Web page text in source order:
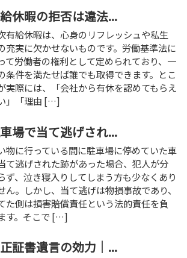
休暇の拒否は違法...
有給休暇は、心身のリフレッシュや私生
充実に欠かせないものです。労働基準法に
て労働者の権利として定められており、一
条件を満たせば誰でも取得できます。とこ
実際には、「会社から有休を認めてもらえ
」「理由 […]
場で当て逃げされ...
物に行っている間に駐車場に停めていた車
て逃げされた跡があった場合、犯人が分
ず、泣き寝入りしてしまう方も少なくあり
ん。しかし、当て逃げは物損事故であり、
た側は損害賠償責任という法的責任を負
す。そこで […]
証書遺言の効力｜...